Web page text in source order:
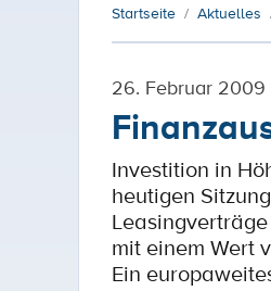
Startseite Aktuelles
26. Februar 2009
Investition in
heutigen
mit einem Wert
Ein